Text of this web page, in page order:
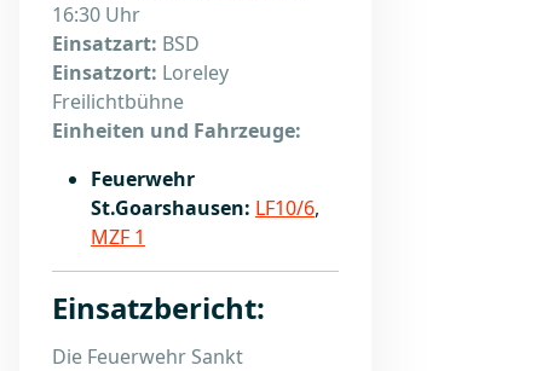
16:30 Uhr
Einsatzart: BSD
Einsatzort: Loreley
Freilichtbühne
Einheiten und Fahrzeuge:
Feuerwehr
St.Goarshausen: LF10/6,
MZF 1
Einsatzbericht:
Die Feuerwehr Sankt